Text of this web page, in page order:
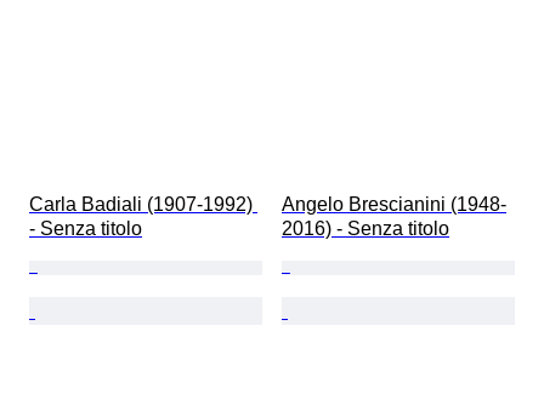
Carla Badiali (1907-1992)
- Senza titolo
Angelo Brescianini (1948-
2016) - Senza titolo